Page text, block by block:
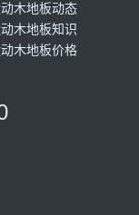
木地板动态
木地板知识
木地板价格